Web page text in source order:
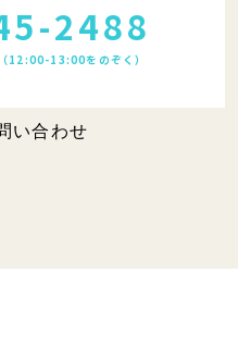
2488
12:00-13:00をのぞく）
い合わせ